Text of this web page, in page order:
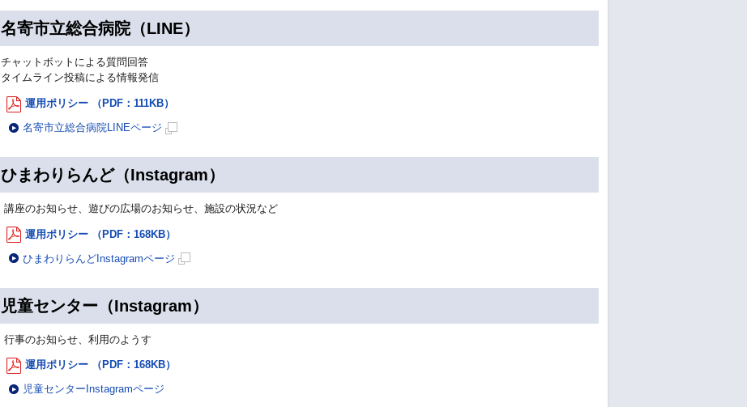
名寄市立総合病院（LINE）
チャットボットによる質問回答
タイムライン投稿による情報発信
運用ポリシー （PDF：111KB）
名寄市立総合病院LINEページ
ペ
ー
で
開
す
ひまわりらんど（Instagram）
講座のお知らせ、遊びの広場のお知らせ、施設の状況など
運用ポリシー （PDF：168KB）
ひまわりらんどInstagramページ
ペ
児童センター（Instagram）
行事のお知らせ、利用のようす
運用ポリシー （PDF：168KB）
児童センターInstagramページ